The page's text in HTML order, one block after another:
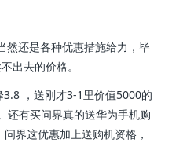
还是各种优惠措施给力，毕
出去的价格。
，送刚才3-1里价值5000的
还有买问界真的送华为手机购
界这优惠加上送购机资格，